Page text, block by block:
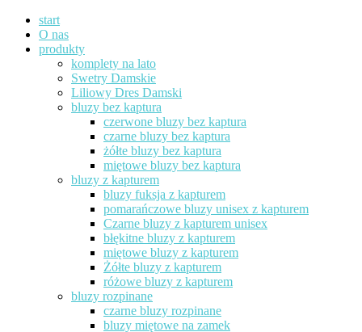
start
O nas
produkty
komplety na lato
Swetry Damskie
Liliowy Dres Damski
bluzy bez kaptura
czerwone bluzy bez kaptura
czarne bluzy bez kaptura
żółte bluzy bez kaptura
miętowe bluzy bez kaptura
bluzy z kapturem
bluzy fuksja z kapturem
pomarańczowe bluzy unisex z kapturem
Czarne bluzy z kapturem unisex
błękitne bluzy z kapturem
miętowe bluzy z kapturem
Żółte bluzy z kapturem
różowe bluzy z kapturem
bluzy rozpinane
czarne bluzy rozpinane
bluzy miętowe na zamek